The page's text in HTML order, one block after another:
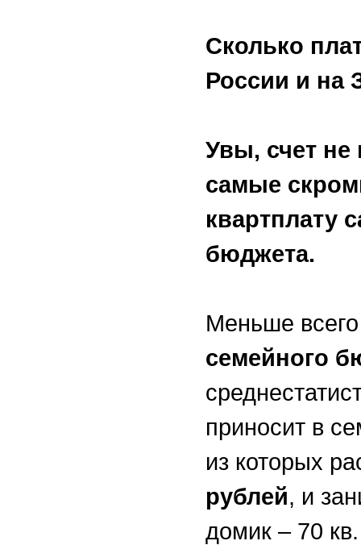
Сколько
России и на
Увы, счет не
самые
квартплату
бюджета.
Меньше
семейного
приносит в
из которых
рублей, и
домик – 70